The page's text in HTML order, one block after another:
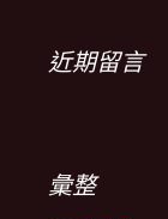
近期留言
彙整